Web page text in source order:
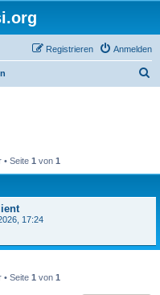
Anmelden
Registrieren
• Seite 1 von 1
17:24
• Seite 1 von 1